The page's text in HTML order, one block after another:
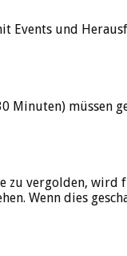
Events und
müssen
vergolden, wird
Wenn dies